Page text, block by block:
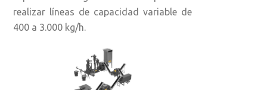
realizar líneas de capacidad variable de
400 a 3.000 kg/h.